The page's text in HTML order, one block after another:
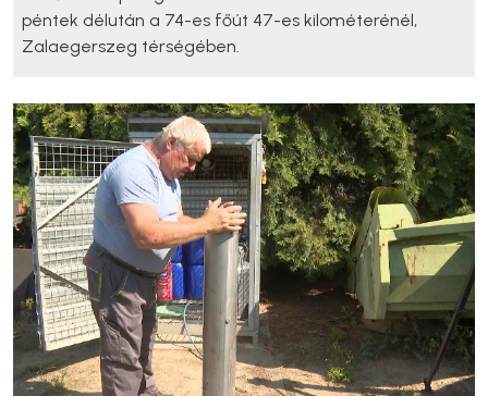
péntek délután a 74-es főút 47-es kilométerénél,
Zalaegerszeg térségében.